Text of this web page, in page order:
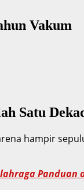
Vakum
Satu
hampir